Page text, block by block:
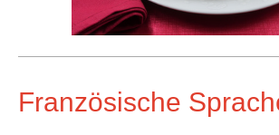
Französische